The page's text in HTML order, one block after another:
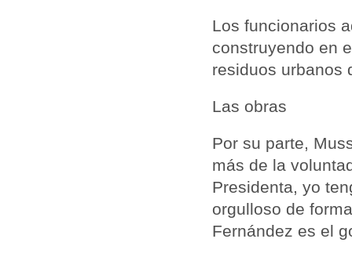
Los funcionarios
construyendo en
residuos urbanos
Las obras
Por su parte,
más de la
Presidenta, yo
orgulloso de
Fernández es el